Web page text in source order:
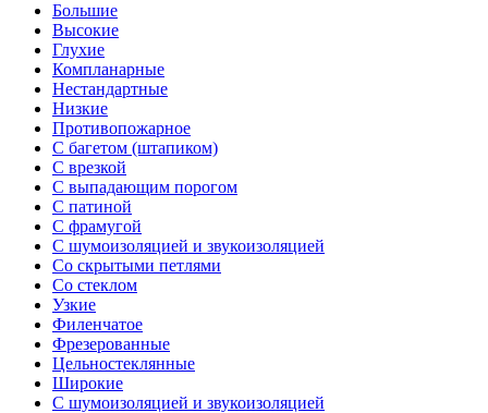
Большие
Высокие
Глухие
Компланарные
Нестандартные
Низкие
Противопожарное
С багетом (штапиком)
С врезкой
С выпадающим порогом
С патиной
С фрамугой
С шумоизоляцией и звукоизоляцией
Со скрытыми петлями
Со стеклом
Узкие
Филенчатое
Фрезерованные
Цельностеклянные
Широкие
С шумоизоляцией и звукоизоляцией